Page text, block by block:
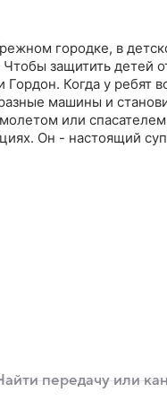
городке, в
защитить детей
Гордон. Когда у ребят
машины и
или
Он - настоящий